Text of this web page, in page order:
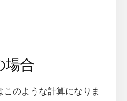
場合
このような計算になりま